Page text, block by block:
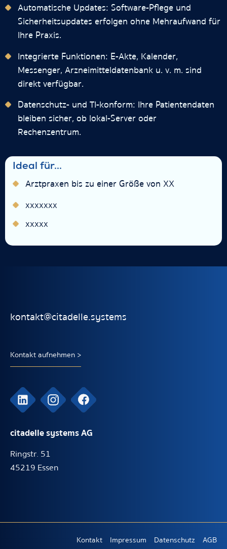
Automatische Updates: Software-Pflege und
Sicherheitsupdates erfolgen ohne Mehraufwand für
Ihre Praxis.
Integrierte Funktionen: E-Akte, Kalender,
Messenger, Arzneimitteldatenbank u. v. m. sind
direkt verfügbar.
Datenschutz- und TI-konform: Ihre Patientendaten
bleiben sicher, ob lokal-Server oder
Rechenzentrum.
Ideal für...
Arztpraxen bis zu einer Größe von XX
xxxxxxx
xxxxx
kontakt@citadelle.systems
Kontakt aufnehmen >
citadelle systems AG
Ringstr. 51
45219 Essen
Kontakt Impressum Datenschutz AGB